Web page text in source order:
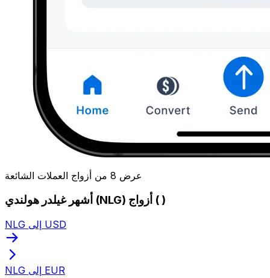
عرض 8 من أزواج العملات الشائعة
أشهر غيلدر هولندي (NLG) أزواج ( )
NLG إلى USD
NLG إلى EUR